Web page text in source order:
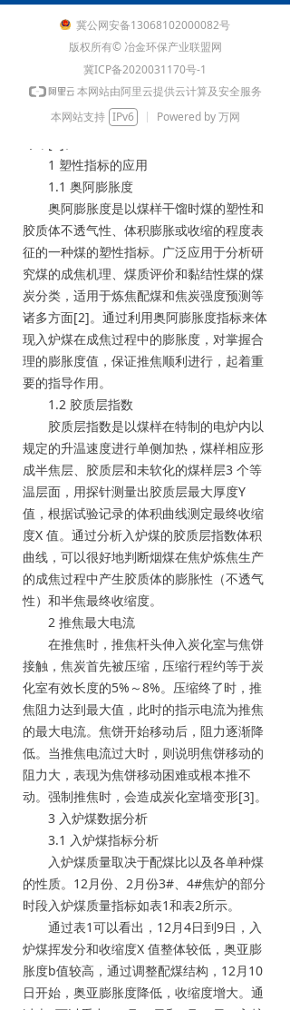
入炉煤存在膨胀压力大，收缩度低的情况，
是导致推焦电流增大的直接原因。推焦电流
增大和二次推焦会对炉体、炉头造成损伤，
在二次推焦过程中还存在安全隐患，不仅会
打乱正常的生产秩序，还会影响焦炉的使用
1 塑性指标的应用
1.1 奥阿膨胀度
奥阿膨胀度是以煤样干馏时煤的塑性和
胶质体不透气性、体积膨胀或收缩的程度表
征的一种煤的塑性指标。广泛应用于分析研
究煤的成焦机理、煤质评价和黏结性煤的煤
炭分类，适用于炼焦配煤和焦炭强度预测等
诸多方面[2]。通过利用奥阿膨胀度指标来体
现入炉煤在成焦过程中的膨胀度，对掌握合
理的膨胀度值，保证推焦顺利进行，起着重
要的指导作用。
1.2 胶质层指数
胶质层指数是以煤样在特制的电炉内以
规定的升温速度进行单侧加热，煤样相应形
成半焦层、胶质层和未软化的煤样层3 个等
温层面，用探针测量出胶质层最大厚度Y
值，根据试验记录的体积曲线测定最终收缩
度X 值。通过分析入炉煤的胶质层指数体积
曲线，可以很好地判断烟煤在焦炉炼焦生产
的成焦过程中产生胶质体的膨胀性（不透气
性）和半焦最终收缩度。
2 推焦最大电流
在推焦时，推焦杆头伸入炭化室与焦饼
接触，焦炭首先被压缩，压缩行程约等于炭
化室有效长度的5%～8%。压缩终了时，推
焦阻力达到最大值，此时的指示电流为推焦
的最大电流。焦饼开始移动后，阻力逐渐降
低。当推焦电流过大时，则说明焦饼移动的
阻力大，表现为焦饼移动困难或根本推不
动。强制推焦时，会造成炭化室墙变形[3]。
3 入炉煤数据分析
3.1 入炉煤指标分析
入炉煤质量取决于配煤比以及各单种煤
的性质。12月份、2月份3#、4#焦炉的部分
时段入炉煤质量指标如表1和表2所示。
通过表1可以看出，12月4日到9日，入
炉煤挥发分和收缩度X 值整体较低，奥亚膨
胀度b值较高，通过调整配煤结构，12月10
日开始，奥亚膨胀度降低，收缩度增大。通
冀公网安备13068102000082号
版权所有© 冶金环保产业联盟网
冀ICP备2020031170号-1
本网站由阿里云提供云计算及安全服务
本网站支持 IPv6 Powered by 万网